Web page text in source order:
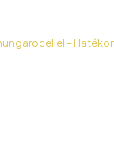
–